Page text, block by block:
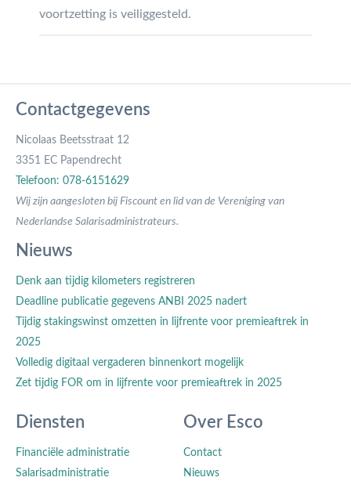
voortzetting is veiliggesteld.
Contactgegevens
Nicolaas Beetsstraat 12
3351 EC Papendrecht
Telefoon: 078-6151629
Wij zijn aangesloten bij Fiscount en lid van de Vereniging van
Nederlandse Salarisadministrateurs.
Nieuws
Denk aan tijdig kilometers registreren
Deadline publicatie gegevens ANBI 2025 nadert
Tijdig stakingswinst omzetten in lijfrente voor premieaftrek in
2025
Volledig digitaal vergaderen binnenkort mogelijk
Zet tijdig FOR om in lijfrente voor premieaftrek in 2025
Diensten
Financiële administratie
Salarisadministratie
Over Esco
Contact
Nieuws